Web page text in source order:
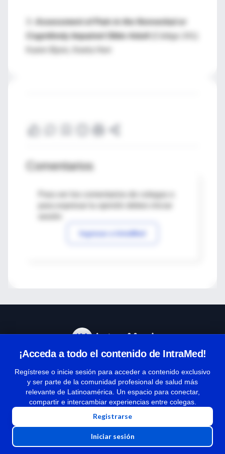
Assessment of Pain in the Nonverbal or
Cognitively Impaired Older Adult
(Código 241)
Comentarios
Para ver los comentarios de colegas o
Ingresar a IntraMed
¡Acceda a todo el contenido de IntraMed!
Regístrese o inicie sesión para acceder a contenido exclusivo
y ser parte de la comunidad profesional de salud más
relevante de Latinoamérica. Un espacio para conectar,
compartir e intercambiar experiencias entre colegas.
Registrarse
Iniciar sesión
Términos y condiciones
| Políticas de privacidad
| Todos los derechos reservados | Copyright 1997-2026